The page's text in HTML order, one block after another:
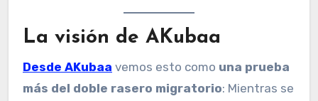
La visión de AKubaa
Desde AKubaa vemos esto como una prueba
más del doble rasero migratorio: Mientras se